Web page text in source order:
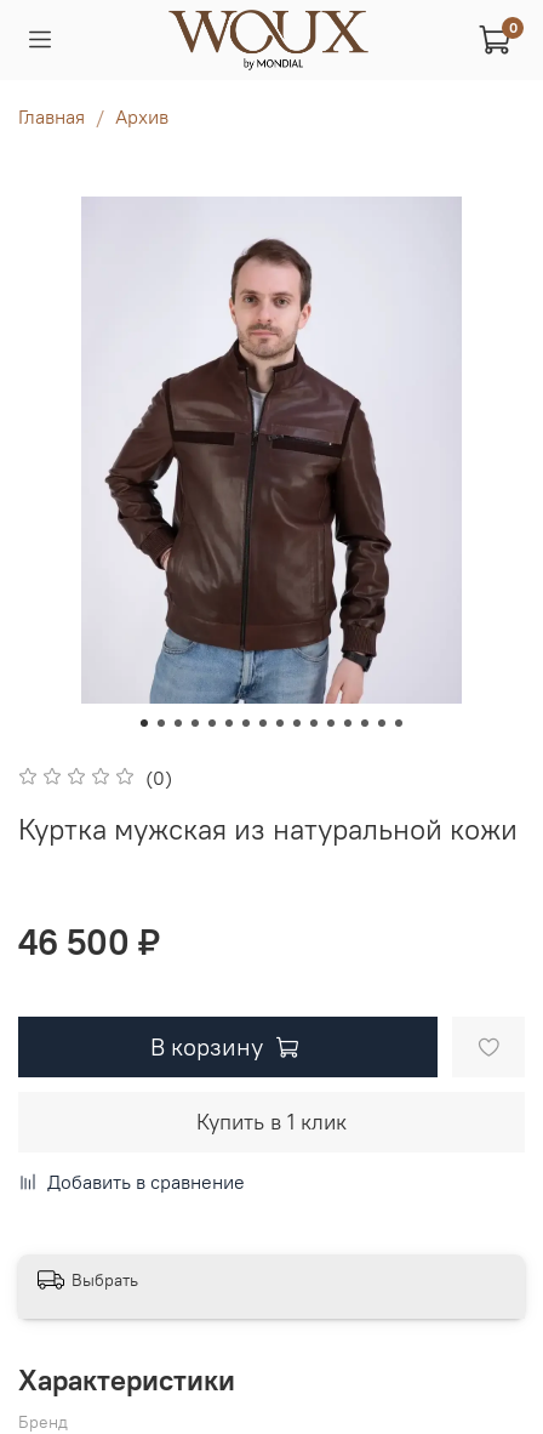
0
Главная Архив
(0)
Куртка мужская из натуральной кожи
46 500 ₽
В корзину
Купить в 1 клик
Добавить в сравнение
Выбрать
Характеристики
Бренд